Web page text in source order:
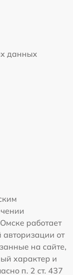
данных
работает
от
на сайте,
характер и
п. 2 ст. 437